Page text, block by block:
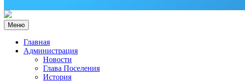
Меню
Главная
Администрация
Новости
Глава Поселения
История